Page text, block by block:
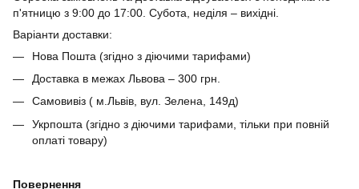
п'ятницю з 9:00 до 17:00. Субота, неділя – вихідні.
Варіанти доставки:
Нова Пошта (згідно з діючими тарифами)
Доставка в межах Львова – 300 грн.
Самовивіз ( м.Львів, вул. Зелена, 149д)
Укрпошта (згідно з діючими тарифами, тільки при повній
оплаті товару)
Повернення